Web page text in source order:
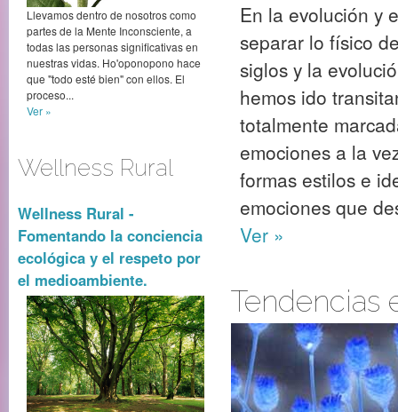
Llevamos dentro de nosotros como
partes de la Mente Inconsciente, a
todas las personas significativas en
nuestras vidas. Ho'oponopono hace
que "todo esté bien" con ellos. El
proceso...
Ver »
Wellness Rural
Wellness Rural -
Fomentando la conciencia
ecológica y el respeto por
el medioambiente.
En la evolución y
separar lo físico
siglos y la
hemos ido
totalmente
emociones a la
formas estilos e
emociones que
Ver »
Tendencias